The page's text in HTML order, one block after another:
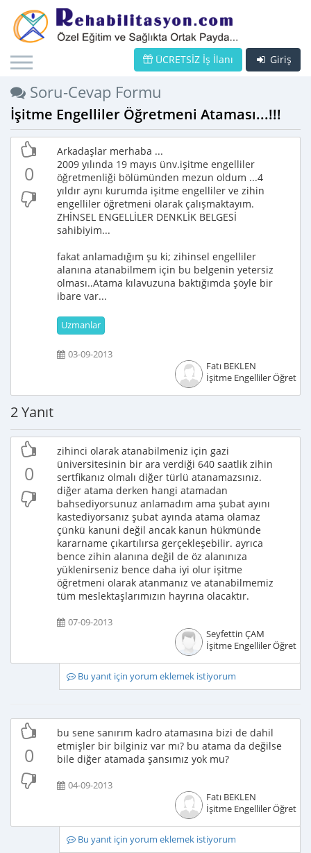
Giriş
ÜCRETSİZ İş İlanı
Soru-Cevap Formu
İşitme Engelliler Öğretmeni Ataması...!!!
0
Arkadaşlar merhaba ...
2009 yılında 19 mayıs ünv.işitme engelliler
öğretmenliği bölümünden mezun oldum ...4
yıldır aynı kurumda işitme engelliler ve zihin
engelliler öğretmeni olarak çalışmaktayım.
ZHİNSEL ENGELLİLER DENKLİK BELGESİ
sahibiyim...
fakat anlamadığım şu ki; zihinsel engelliler
alanına atanabilmem için bu belgenin yetersiz
olması..Atama kılavuzuna baktığımda şöyle bir
ibare var...
Uzmanlar
03-09-2013
Fatı BEKLEN
İşitme Engelliler
2 Yanıt
0
zihinci olarak atanabilmeniz için gazi
üniversitesinin bir ara verdiği 640 saatlik zihin
sertfikanız olmalı diğer türlü atanamazsınız.
diğer atama derken hangi atamadan
bahsediyorsunuz anlamadım ama şubat ayını
kastediyorsanız şubat ayında atama olamaz
çünkü kanuni değil ancak kanun hükmünde
kararname çıkartılırsa gerçekleşebilir. ayrıca
bence zihin alanına değil de öz alanınıza
yüklenirseniz bence daha iyi olur işitme
öğretmeni olarak atanmanız ve atanabilmemiz
tüm meslektaşlarımızın hayrına olacaktır.
07-09-2013
Seyfettin ÇAM
İşitme Engelliler
Bu yanıt için yorum eklemek istiyorum
0
bu sene sanırım kadro atamasına bizi de dahil
etmişler bir bilginiz var mı? bu atama da değilse
bile diğer atamada şansımız yok mu?
04-09-2013
Fatı BEKLEN
İşitme Engelliler
Bu yanıt için yorum eklemek istiyorum